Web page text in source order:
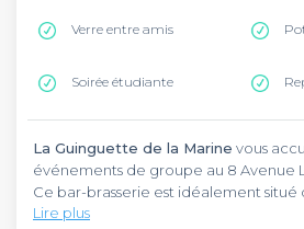
Verre entre amis
Soirée étudiante
La Guinguette de la Marine vous
événements de groupe au 8 Avenue
Ce bar-brasserie est idéalement situé
un cadre verdoyant au bord de l'eau..
Lire plus